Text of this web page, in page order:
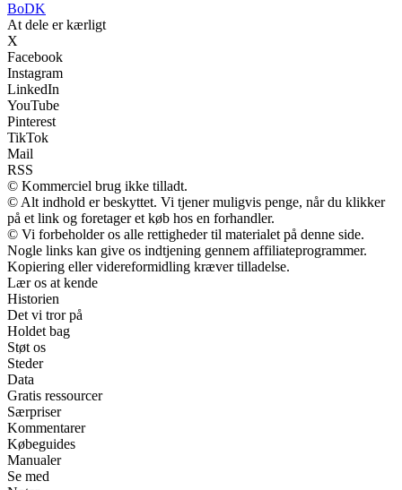
BoDK
At dele er kærligt
X
Facebook
Instagram
LinkedIn
YouTube
Pinterest
TikTok
Mail
RSS
© Kommerciel brug ikke tilladt.
© Alt indhold er beskyttet. Vi tjener muligvis penge, når du klikker
på et link og foretager et køb hos en forhandler.
© Vi forbeholder os alle rettigheder til materialet på denne side.
Nogle links kan give os indtjening gennem affiliateprogrammer.
Kopiering eller videreformidling kræver tilladelse.
Lær os at kende
Historien
Det vi tror på
Holdet bag
Støt os
Steder
Data
Gratis ressourcer
Særpriser
Kommentarer
Købeguides
Manualer
Se med